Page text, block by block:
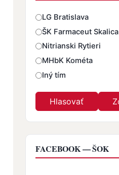
Odpovede
LG Bratislava
ŠK Farmaceut Skalica
Nitrianski Rytieri
MHbK Kométa
Iný tím
FACEBOOK — ŠOK